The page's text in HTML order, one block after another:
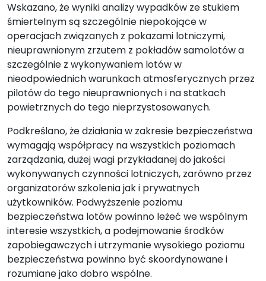
Wskazano, że wyniki analizy wypadków ze stukiem
śmiertelnym są szczególnie niepokojące w
operacjach związanych z pokazami lotniczymi,
nieuprawnionym zrzutem z pokładów samolotów a
szczególnie z wykonywaniem lotów w
nieodpowiednich warunkach atmosferycznych przez
pilotów do tego nieuprawnionych i na statkach
powietrznych do tego nieprzystosowanych.
Podkreślano, że działania w zakresie bezpieczeństwa
wymagają współpracy na wszystkich poziomach
zarządzania, dużej wagi przykładanej do jakości
wykonywanych czynności lotniczych, zarówno przez
organizatorów szkolenia jak i prywatnych
użytkowników. Podwyższenie poziomu
bezpieczeństwa lotów powinno leżeć we wspólnym
interesie wszystkich, a podejmowanie środków
zapobiegawczych i utrzymanie wysokiego poziomu
bezpieczeństwa powinno być skoordynowane i
rozumiane jako dobro wspólne.